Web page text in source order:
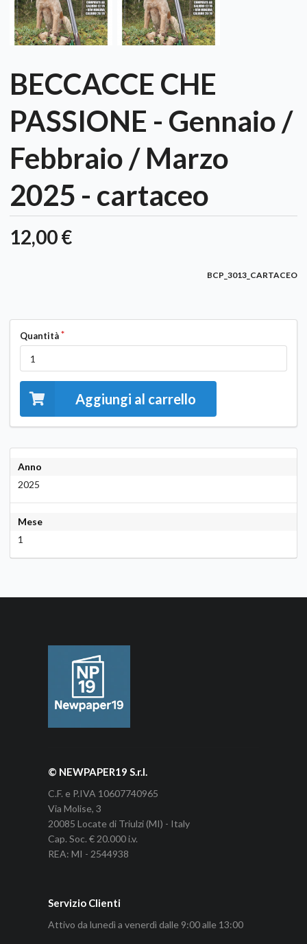
BECCACCE CHE
PASSIONE - Gennaio /
Febbraio / Marzo
2025 - cartaceo
12,00 €
BCP_3013_CARTACEO
Quantità
Aggiungi al carrello
Anno
2025
Mese
1
© NEWPAPER19 S.r.l.
C.F. e P.IVA 10607740965
Via Molise, 3
20085 Locate di Triulzi (MI) - Italy
Cap. Soc. € 20.000 i.v.
REA: MI - 2544938
Servizio Clienti
Attivo da lunedì a venerdì dalle 9:00 alle 13:00